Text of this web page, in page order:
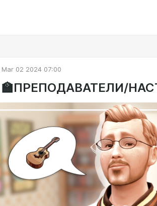
Mar 02 2024 07:00
🏫ПРЕПОДАВАТЕЛИ/